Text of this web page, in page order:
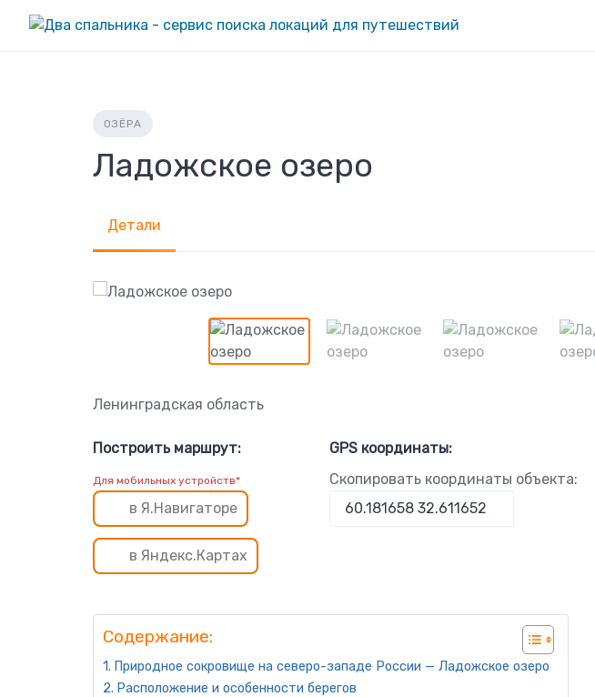
ОЗЁРА
Ладожское озеро
Детали
Ленинградская область
Построить маршрут:
Для мобильных устройств*
в Я.Навигаторе
в Яндекс.Картах
GPS координаты:
Скопировать координаты объекта:
Содержание:
Природное сокровище на северо-западе России — Ладожское озеро
Расположение и особенности берегов